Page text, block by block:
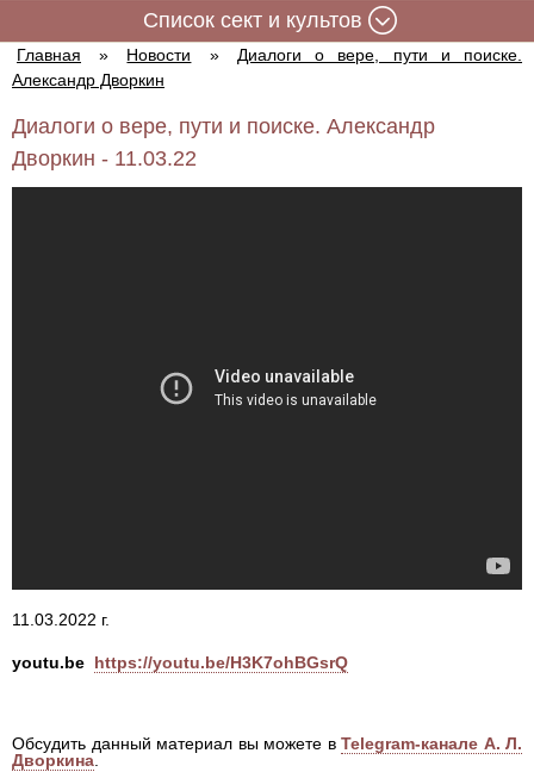
Cписок сект и культов
Главная » Новости »
Диалоги о вере, пути и поиске.
Александр Дворкин
Диалоги о вере, пути и поиске. Александр
Дворкин - 11.03.22
11.03.2022 г.
youtu.be https://youtu.be/H3K7ohBGsrQ
Обсудить данный материал вы можете в Telegram-канале А. Л.
Дворкина